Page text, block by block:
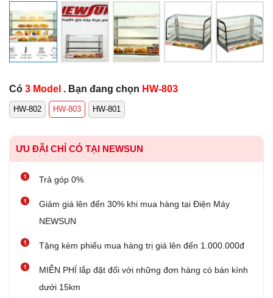
Có 3 Model . Bạn đang chọn HW-803
HW-802 HW-803 HW-801
ƯU ĐÃI CHỈ CÓ TẠI NEWSUN
Trả góp 0%
Giảm giá lên đến 30% khi mua hàng tại Điện Máy
NEWSUN
Tặng kèm phiếu mua hàng trị giá lên đến 1.000.000đ
MIỄN PHÍ lắp đặt đối với những đơn hàng có bán kính
dưới 15km